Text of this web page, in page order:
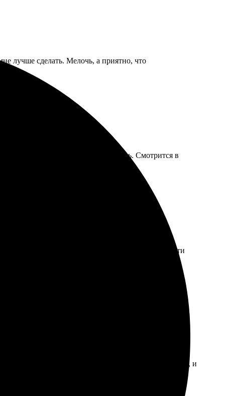
лучше сделать. Мелочь, а приятно, что
на пару дней, чтобы разгладились. Смотрится в
материалов и дизайнов, каждый сможет найти
картинки яркие и насыщенные. Полностью
всё интуитивно понятно. Была приятно удивлена
чувствуется забота о деталях. Получила книгу, и